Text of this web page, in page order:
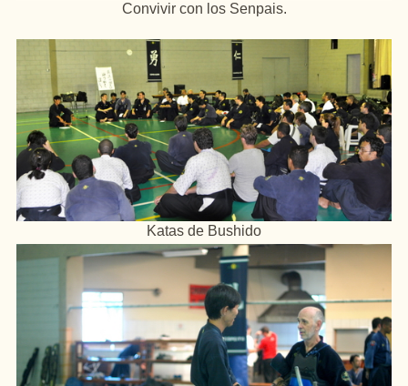
Convivir con los Senpais.
Katas de Bushido